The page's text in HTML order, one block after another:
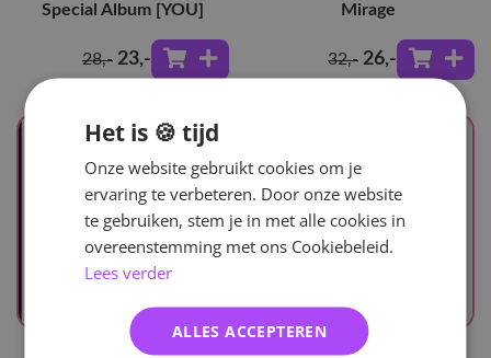
Special Album [YOU]
28,- 23,-
Mirage
32,- 26,-
UITVERKOCHT UITVERKOCHT
Het is 🍪 tijd
Onze website gebruikt cookies om je
ervaring te verbeteren. Door onze website
te gebruiken, stem je in met alle cookies in
overeenstemming met ons Cookiebeleid.
Lees verder
ALLES ACCEPTEREN